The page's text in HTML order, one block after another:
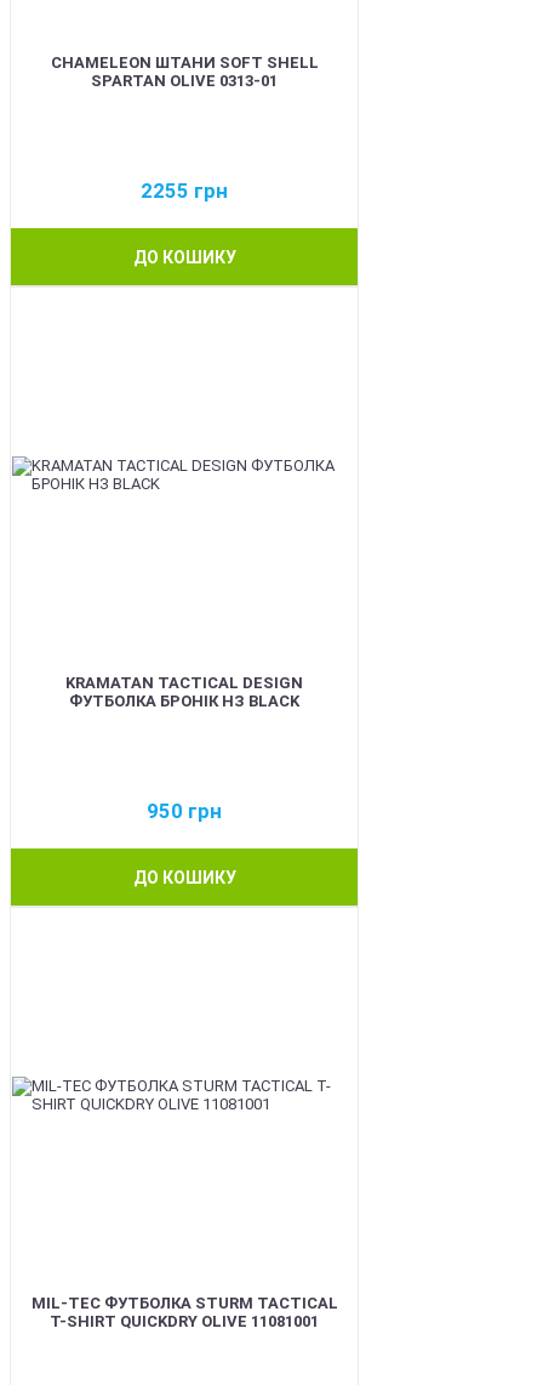
CHAMELEON ШТАНИ SOFT SHELL
SPARTAN OLIVE 0313-01
2255 грн
ДО КОШИКУ
KRAMATAN TACTICAL DESIGN
ФУТБОЛКА БРОНІК НЗ BLACK
950 грн
ДО КОШИКУ
MIL-TEC ФУТБОЛКА STURM TACTICAL
T-SHIRT QUICKDRY OLIVE 11081001